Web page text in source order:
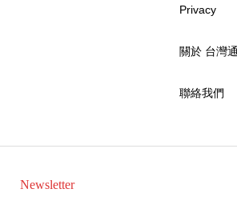
Privacy
關於 台灣通
聯絡我們
Newsletter